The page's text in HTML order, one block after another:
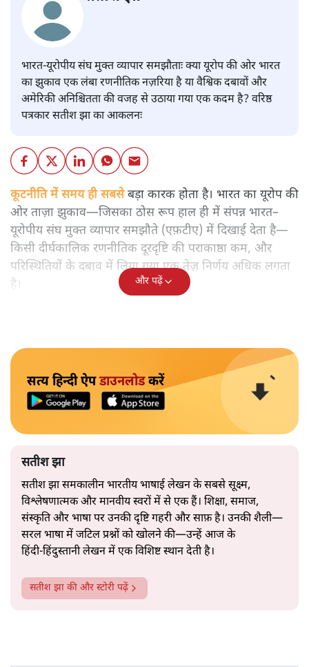
भारत-यूरोपीय संघ मुक्त व्यापार समझौताः क्या यूरोप की ओर भारत
का झुकाव एक लंबा रणनीतिक नज़रिया है या वैश्विक दबावों और
अमेरिकी अनिश्चितता की वजह से उठाया गया एक कदम है? वरिष्ठ
पत्रकार सतीश झा का आकलनः
कूटनीति में समय ही सबसेबड़ा कारक होता है। भारत का यूरोप की
ओर ताज़ा झुकाव—जिसका ठोस रूप हाल ही में संपन्न भारत–
यूरोपीय संघ मुक्त व्यापार समझौते (एफ़टीए) में दिखाई देता है—
किसी दीर्घकालिक रणनीतिक दूरदृष्टि की पराकाष्ठा कम, और
परिस्थितियों के दबाव में लिया गया एक तेज़ निर्णय अधिक लगता
है।
और पढ़ें
सत्य हिन्दी ऐपडाउनलोडकरें
सतीश झा
सतीश झा समकालीन भारतीय भाषाई लेखन के सबसे सूक्ष्म,
विश्लेषणात्मक और मानवीय स्वरों में से एक हैं। शिक्षा, समाज,
संस्कृति और भाषा पर उनकी दृष्टि गहरी और साफ़ है। उनकी शैली—
सरल भाषा में जटिल प्रश्नों को खोलने की—उन्हें आज के
हिंदी‑हिंदुस्तानी लेखन में एक विशिष्ट स्थान देती है।
सतीश झा की और स्टोरी पढ़ें